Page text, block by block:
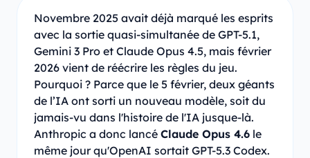
Novembre 2025 avait déjà marqué les esprits
avec la sortie quasi-simultanée de GPT-5.1,
Gemini 3 Pro et Claude Opus 4.5, mais février
2026 vient de réécrire les règles du jeu.
Pourquoi ? Parce que le 5 février, deux géants
de l’IA ont sorti un nouveau modèle, soit du
jamais-vu dans l'histoire de l'IA jusque-là.
Anthropic a donc lancé Claude Opus 4.6 le
même jour qu'OpenAI sortait GPT-5.3 Codex.